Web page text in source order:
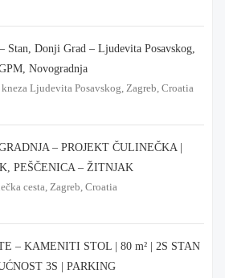
Stan, Donji Grad – Ljudevita Posavskog,
Novogradnja
Ljudevita Posavskog, Zagreb, Croatia
– PROJEKT ČULINEČKA |
PEŠČENICA – ŽITNJAK
cesta, Zagreb, Croatia
– KAMENITI STOL | 80 m² | 2S STAN
3S | PARKING